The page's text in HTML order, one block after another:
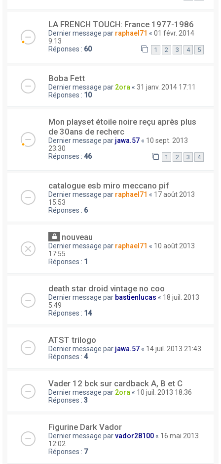
LA FRENCH TOUCH: France 1977-1986
Dernier message par raphael71 « 01 févr. 2014
9:13
Réponses : 60 1 2 3 4 5
Boba Fett
Dernier message par 2ora « 31 janv. 2014 17:11
Réponses : 10
Mon playset étoile noire reçu après plus
de 30ans de recherc
Dernier message par jawa.57 « 10 sept. 2013
23:30
Réponses : 46 1 2 3 4
catalogue esb miro meccano pif
Dernier message par raphael71 « 17 août 2013
15:53
Réponses : 6
nouveau
Dernier message par raphael71 « 10 août 2013
17:55
Réponses : 1
death star droid vintage no coo
Dernier message par bastienlucas « 18 juil. 2013
5:49
Réponses : 14
ATST trilogo
Dernier message par jawa.57 « 14 juil. 2013 21:43
Réponses : 4
Vader 12 bck sur cardback A, B et C
Dernier message par 2ora « 10 juil. 2013 18:36
Réponses : 3
Figurine Dark Vador
Dernier message parvador28100 « 16 mai 2013
12:02
Réponses : 7